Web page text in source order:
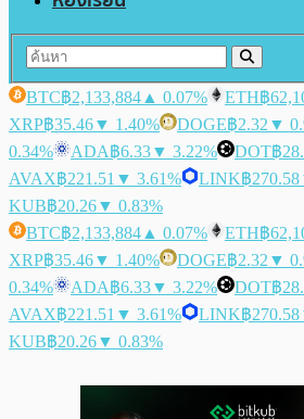
BTC฿2,133,884 ▲ 0.07% ETH฿
XRP฿35.46▼ 1.40% DOGE฿2.32 ▼
0.34%
ADA฿6.33▼ 3.22% DOT฿
AVAX฿221.51 ▼ 3.61% LINK฿270.58
KUB฿20.26▼ 0.83%
BTC฿2,133,884 ▲ 0.07% ETH฿
XRP฿35.46▼ 1.40% DOGE฿2.32 ▼
0.34%
ADA฿6.33▼ 3.22% DOT฿
AVAX฿221.51 ▼ 3.61% LINK฿270.58
KUB฿20.26▼ 0.83%